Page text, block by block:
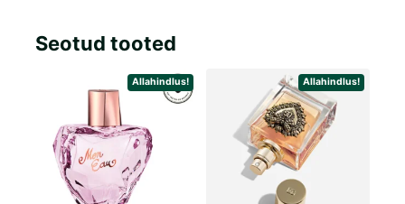
Seotud tooted
Allahindlus! Allahindlus!